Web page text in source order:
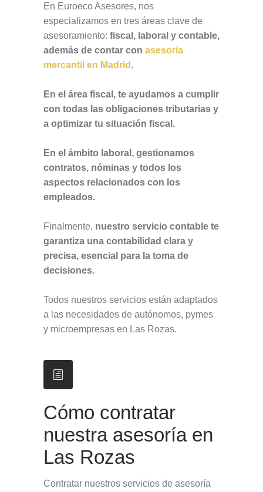
En Euroeco Asesores, nos
especializamos en tres áreas clave de
asesoramiento: fiscal, laboral y contable,
además de contar con asesoría
mercantil en Madrid .
En el área fiscal, te ayudamos a cumplir
con todas las obligaciones tributarias y
a optimizar tu situación fiscal.
En el ámbito laboral, gestionamos
contratos, nóminas y todos los
aspectos relacionados con los
empleados.
Finalmente, nuestro servicio contable te
garantiza una contabilidad clara y
precisa, esencial para la toma de
decisiones.
Todos nuestros servicios están adaptados
a las necesidades de autónomos, pymes
y microempresas en Las Rozas.
Cómo contratar
nuestra asesoría en
Las Rozas
Contratar nuestros servicios de asesoría